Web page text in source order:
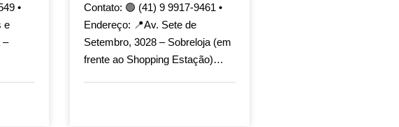
•
e
–
Contato: 🟢 (41) 9 9917-9461 •
Endereço: 📍Av. Sete de
Setembro, 3028 – Sobreloja (em
frente ao Shopping Estação)…